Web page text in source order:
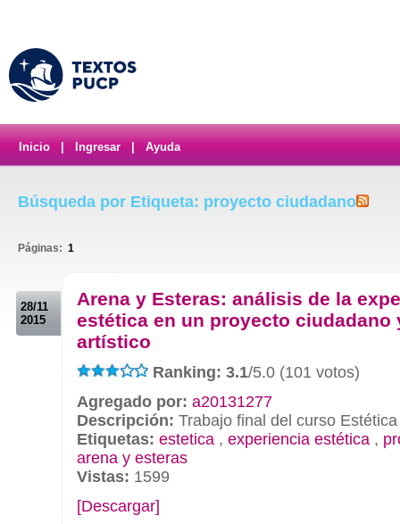
Inicio Ingresar Ayuda
Búsqueda por Etiqueta: proyecto ciudadano
Páginas: 1
28/11
2015
Arena y Esteras: análisis de la
estética en un proyecto ciudadano
artístico
Ranking: 3.1/5.0 (101 votos)
Agregado por: a20131277
Descripción: Trabajo final del curso
Etiquetas: estetica , experiencia estética ,
arena y esteras
Vistas: 1599
[Descargar]